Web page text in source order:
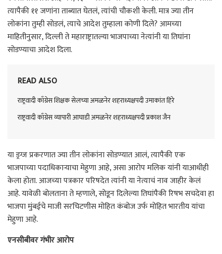
त्यापैकी ११ जणांना ताब्यात घेतलं, त्यांची चौकशी केली. मात्र ज्या तीन
लोकांना तुम्ही सोडलं, त्याचे आदेश तुम्हाला कोणी दिले? आमच्या
माहितीनुसार, दिल्ली ते महाराष्ट्रातल्या भाजपाच्या नेत्यांनी या तिघांना
सोडण्याचा आदेश दिला.
READ ALSO
राष्ट्रवादी काँग्रेस शिक्षक सेलच्या अमळनेर शहराध्यक्षपदी उमाकांत हिरे
राष्ट्रवादी काँग्रेस व्यापारी आघाडी अमळनेर शहराध्यक्षपदी प्रकाश जैन
या ड्रग्ज प्रकरणात ज्या तीन लोकांना सोडण्यात आलं, त्यापैकी एक
भाजपाच्या पदाधिकाऱ्याचा मेहुणा आहे, असा आरोप मलिक यांनी याआधीही
केला होता. आजच्या पत्रकार परिषदेत त्यांनी या नेत्याचं नाव जाहीर केलं
आहे. यावेळी बोलताना ते म्हणाले, सोडून दिलेल्या तिघांपैकी रिषभ सचदेवा हा
भाजपा मुंबईचे माजी सरचिटणीस मोहित कंबोज उर्फ मोहित भारतीय यांचा
मेहुणा आहे.
एनसीबीवर गंभीर आरोप